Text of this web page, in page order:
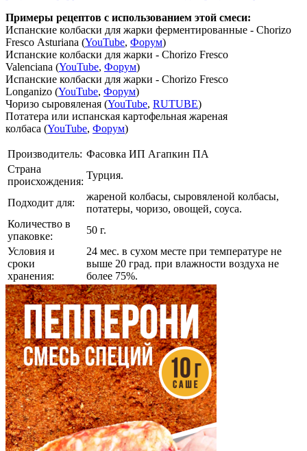
Примеры рецептов с использованием этой смеси:
Испанские колбаски для жарки ферментированные - Chorizo
Fresco Аsturianа (YouTube, Форум)
Испанские колбаски для жарки - Chorizo Fresco
Valencianа (YouTube, Форум)
Испанские колбаски для жарки - Chorizo Fresco
Longanizо (YouTube, Форум)
Чоризо сыровяленая (YouTube, RUTUBE)
Потатера или испанская картофельная жареная
колбаса (YouTube, Форум)
Производитель: Фасовка ИП Агапкин ПА
Страна
происхождения:
Турция.
Подходит для:
жареной колбасы, сыровяленой колбасы,
потатеры, чоризо, овощей, соуса.
Количество в
упаковке:
50 г.
Условия и
сроки
хранения:
24 мес. в сухом месте при температуре не
выше 20 град. при влажности воздуха не
более 75%.